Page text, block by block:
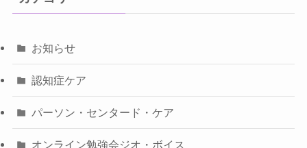
お知らせ
認知症ケア
パーソン・センタード・ケア
オンライン勉強会ジオ・ボイス